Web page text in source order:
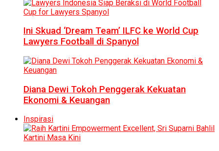
Ini Skuad ‘Dream Team’ ILFC ke World Cup
Lawyers Football di Spanyol
Diana Dewi Tokoh Penggerak Kekuatan
Ekonomi & Keuangan
Inspirasi